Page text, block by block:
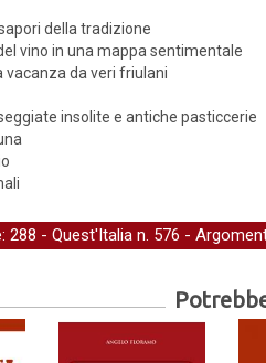
della tradizione
vino in una mappa sentimentale
vacanza da veri friulani
insolite e antiche pasticcerie
288 - Quest'Italia n. 576 -